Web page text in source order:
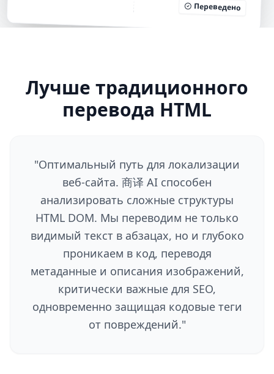
Переведено
Лучше традиционного
перевода HTML
"Оптимальный путь для локализации
веб-сайта. 商译 AI способен
анализировать сложные структуры
HTML DOM. Мы переводим не только
видимый текст в абзацах, но и глубоко
проникаем в код, переводя
метаданные и описания изображений,
критически важные для SEO,
одновременно защищая кодовые теги
от повреждений."